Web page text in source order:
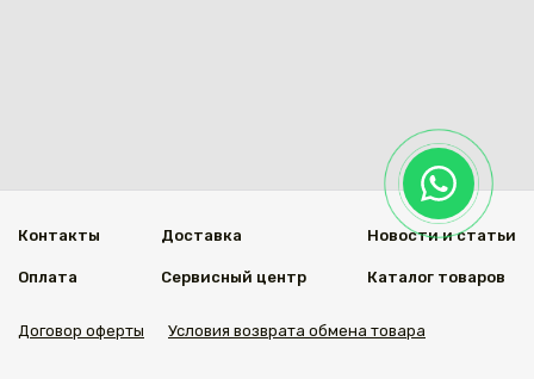
Контакты
Оплата
Доставка
Сервисный центр
Новости и статьи
Каталог товаров
Договор оферты Условия возврата обмена товара